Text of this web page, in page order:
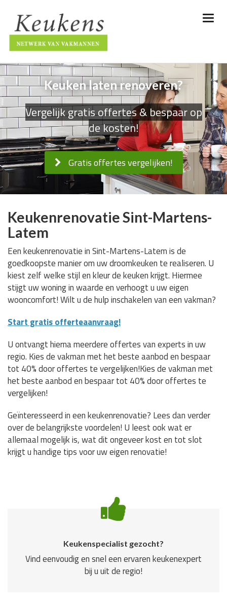
Keuken laten renoveren?
Vergelijk gratis offertes & bespaar op
de kosten!
Gratis offertes vergelijken!
Keukenrenovatie Sint-Martens-
Latem
Een keukenrenovatie in Sint-Martens-Latem is de
goedkoopste manier om uw droomkeuken te realiseren. U
kiest zelf welke stijl en kleur de keuken krijgt. Hiermee
stijgt uw woning in waarde en verhoogt u uw eigen
wooncomfort! Wilt u de hulp inschakelen van een vakman?
Start gratis offerteaanvraag!
U ontvangt hierna meerdere offertes van experts in uw
regio. Kies de vakman met het beste aanbod en bespaar
tot 40% door offertes te vergelijken!Kies de vakman met
het beste aanbod en bespaar tot 40% door offertes te
vergelijken!
Geïnteresseerd in een keukenrenovatie? Lees dan verder
over de belangrijkste voordelen! U leest ook wat er
allemaal mogelijk is, wat dit ongeveer kost en tot slot
krijgt u handige tips voor uw eigen renovatie!
Keukenspecialist gezocht?
Vind eenvoudig en snel een ervaren keukenexpert
bij u uit de regio!